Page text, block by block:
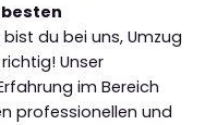
bist du bei uns, Umzug
Unser
im Bereich
professionellen und